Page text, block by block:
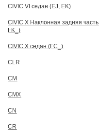
CIVIC VI седан (EJ, EK)
CIVIC X Наклонная задняя
FK_)
CIVIC X седан (FC_)
CLR
CM
CMX
CN
CR